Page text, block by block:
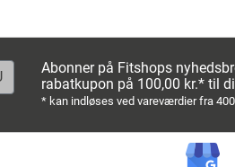
Abonner på Fitshops
rabatkupon på 100,00 kr.* til
* kan indløses ved vareværdier fra